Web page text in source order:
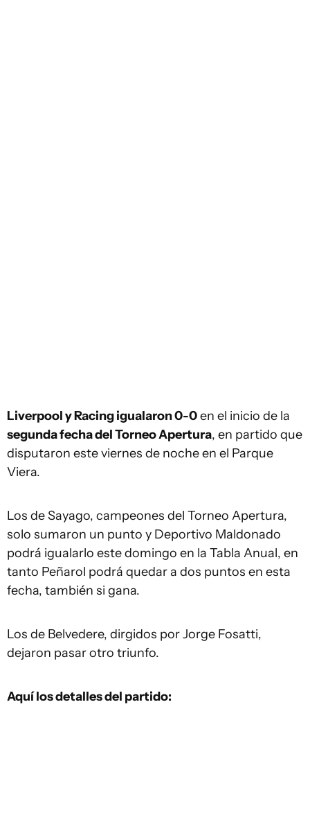
Liverpool y Racing igualaron 0-0en el inicio de la
segunda fecha del Torneo Apertura, en partido que
disputaron este viernes de noche en el Parque
Viera.
Los de Sayago, campeones del Torneo Apertura,
solo sumaron un punto y Deportivo Maldonado
podrá igualarlo este domingo en la Tabla Anual, en
tanto Peñarol podrá quedar a dos puntos en esta
fecha, también si gana.
Los de Belvedere, dirgidos por Jorge Fosatti,
dejaron pasar otro triunfo.
Aquí los detalles del partido: